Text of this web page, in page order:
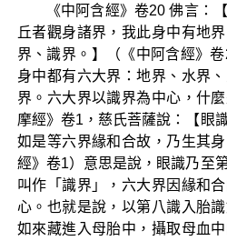
《中阿含經》卷20 佛言：
丘者觀身諸界，我此身中有地
界、識界。】（《中阿含經》
身中都有六大界：地界、水界
界。六大界以識界為中心，什
摩經》卷1，慈氏菩薩說：【眼
如是等六界緣和合故，乃生其
經》卷1）意思是說，眼識乃至
叫作「識界」，六大界因緣和
心。也就是說，以第八識入胎
如來藏進入母胎中，攝取母血